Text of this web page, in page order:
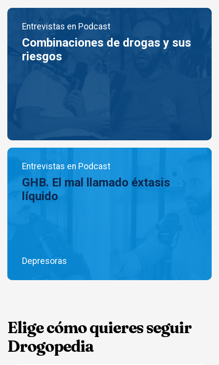
Entrevistas en Podcast
Combinaciones de drogas y sus
riesgos
Entrevistas en Podcast
GHB. El mal llamado éxtasis
líquido
Depresoras
Elige cómo quieres seguir
Drogopedia